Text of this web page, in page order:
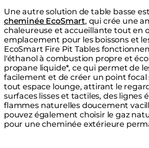
Une autre solution de table basse
cheminée EcoSmart, qui crée une
chaleureuse et accueillante tout en
emplacement pour les boissons et
EcoSmart Fire Pit Tables
l'éthanol à combustion propre et
propane liquide*, ce qui permet de
facilement et de créer un point focal
tout espace lounge, attirant le
surfaces lisses et tactiles, des lignes
flammes naturelles doucement
pouvez également choisir le gaz
pour une cheminée extérieure